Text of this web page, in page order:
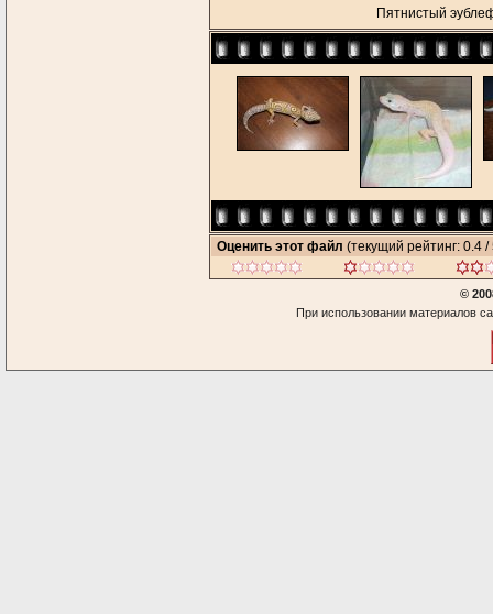
Пятнистый
Оценить этот файл (текущий рейтинг: 0.4 /
©
При использовании материалов